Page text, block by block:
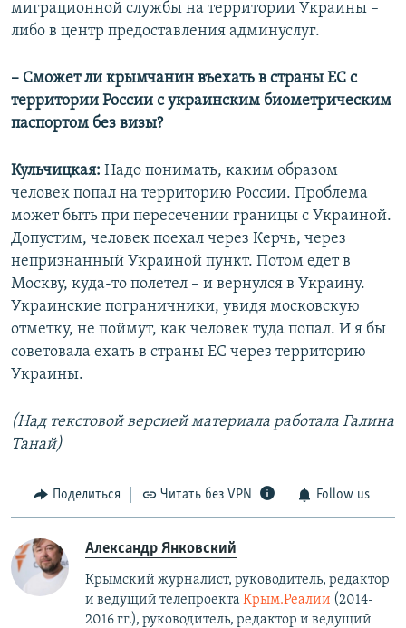
миграционной службы на территории Украины –
либо в центр предоставления админуслуг.
– Сможет ли крымчанин въехать в страны ЕС с
территории России с украинским биометрическим
паспортом без визы?
Кульчицкая: Надо понимать, каким образом
человек попал на территорию России. Проблема
может быть при пересечении границы с Украиной.
Допустим, человек поехал через Керчь, через
непризнанный Украиной пункт. Потом едет в
Москву, куда-то полетел – и вернулся в Украину.
Украинские пограничники, увидя московскую
отметку, не поймут, как человек туда попал. И я бы
советовала ехать в страны ЕС через территорию
Украины.
(Над текстовой версией материала работала Галина
Танай)
Поделиться Читать без VPN Follow us
Александр Янковский
Крымский журналист, руководитель, редактор
и ведущий телепроекта Крым.Реалии (2014-
2016 гг.), руководитель, редактор и ведущий